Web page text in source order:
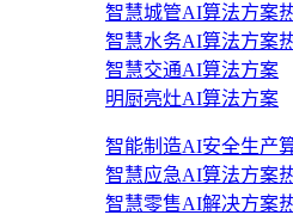
智慧城管AI算法方案
智慧水务AI算法方案
智慧交通AI算法方案
明厨亮灶AI算法方案
智能制造AI安全生产
智慧应急AI算法方案
智慧零售AI解决方案